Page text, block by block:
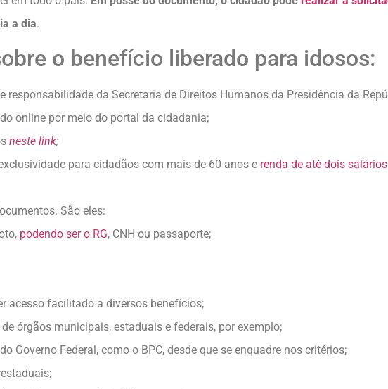
a dia.
o benefício liberado para idosos:
responsabilidade da Secretaria de Direitos Humanos da Presidência da
online por meio do portal da cidadania;
neste link;
para cidadãos com mais de 60 anos e renda de até dois
São eles:
podendo ser o RG, CNH ou passaporte;
acesso facilitado a diversos benefícios;
órgãos municipais, estaduais e federais, por exemplo;
Governo Federal, como o BPC, desde que se enquadre nos critérios;